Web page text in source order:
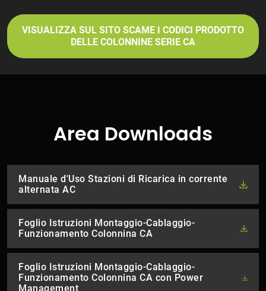
VISUALIZZA SUL SITO SCAME I CODICI PRODOTTO
DELLE COLONNINE SERIE CA
Area Downloads
Manuale d'Uso Stazioni di Ricarica in corrente
alternata AC
Foglio Istruzioni Montaggio-Cablaggio-
Funzionamento Colonnina CA
Foglio Istruzioni Montaggio-Cablaggio-
Funzionamento Colonnina CA con Power
Management